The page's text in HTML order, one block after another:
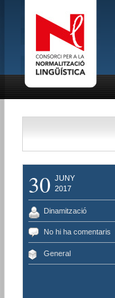
30 JUNY
2017
Dinamització
No hi ha comentaris
General